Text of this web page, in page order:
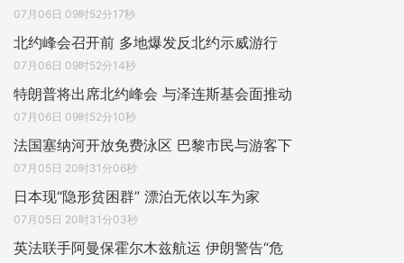
07月06日 09时52分17秒
北约峰会召开前 多地爆发反北约示威游行
07月06日 09时52分14秒
特朗普将出席北约峰会 与泽连斯基会面推动
07月06日 09时52分10秒
法国塞纳河开放免费泳区 巴黎市民与游客下
07月05日 20时31分06秒
日本现“隐形贫困群” 漂泊无依以车为家
07月05日 20时31分03秒
英法联手阿曼保霍尔木兹航运 伊朗警告“危